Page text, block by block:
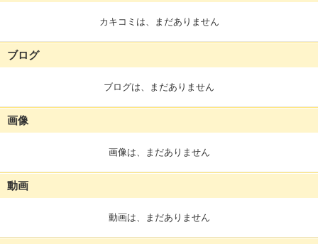
カキコミは、まだありません
ブログ
ブログは、まだありません
画像
画像は、まだありません
動画
動画は、まだありません